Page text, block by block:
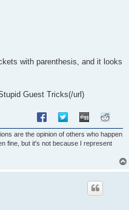
with parenthesis, and it looks
Guest Tricks(/url)
are the opinion of others who happen
fine, but it's not because I represent